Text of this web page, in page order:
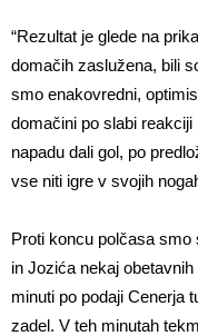
“Rezultat je glede na
domačih zaslužena, bili
smo enakovredni,
domačini po slabi
napadu dali gol, po
vse niti igre v svojih
Proti koncu polčasa
in Jozića nekaj
minuti po podaji Cenerja
zadel. V teh minutah